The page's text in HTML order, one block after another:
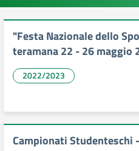
"Festa Nazionale dello
teramana 22 - 26 maggio
2022/2023
Campionati Studenteschi